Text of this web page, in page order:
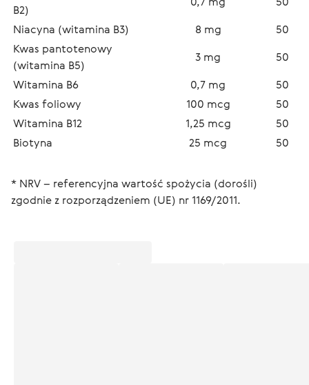
B2)
Niacyna (witamina B3)
8 mg
50
Kwas pantotenowy
(witamina B5)
3 mg
50
Witamina B6
0,7 mg
50
Kwas foliowy
100 mcg
50
Witamina В12
1,25 mcg
50
Biotyna
25 mcg 50
* NRV – referencyjna wartość spożycia (dorośli)
zgodnie z rozporządzeniem (UE) nr 1169/2011.